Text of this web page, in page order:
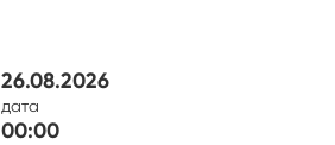
26.08.2026
дата
00:00